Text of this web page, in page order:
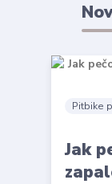
Pitbike
Jak